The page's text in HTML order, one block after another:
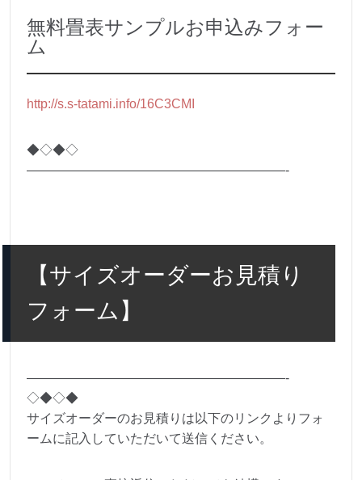
無料畳表サンプルお申込みフォー
ム
http://s.s-tatami.info/16C3CMI
◆◇◆◇
————————————————————-
【サイズオーダーお見積り
フォーム】
————————————————————-
◇◆◇◆
サイズオーダーのお見積りは以下のリンクよりフォ
ームに記入していただいて送信ください。